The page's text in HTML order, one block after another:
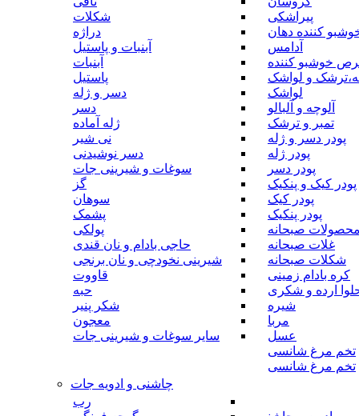
پیراشکی
کننده دهان
آدامس
خوشبو کننده
و لواشک
لواشک
آلوچه و آلبالو
تمبر و ترشک
پودر دسر و ژله
پودر ژله
پودر دسر
پودر کیک و پنکیک
پودر کیک
پودر پنکیک
محصولات صبحانه
غلات صبحانه
شکلات صبحانه
کره بادام زمینی
ارده و شکری
شیره
مربا
عسل
تخم مرغ شانسی
تخم مرغ شانسی
شکلات
دراژه
آبنبات و پاستیل
آبنبات
پاستیل
دسر و ژله
دسر
ژله آماده
نی شیر
دسر نوشیدنی
سوغات و شیرینی جات
گز
سوهان
پشمک
پولکی
حاجی بادام و نان قندی
شیرینی نخودچی و نان برنجی
قاووت
حبه
شکر پنیر
معجون
سایر سوغات و شیرینی جات
چاشنی و ادویه جات
رب